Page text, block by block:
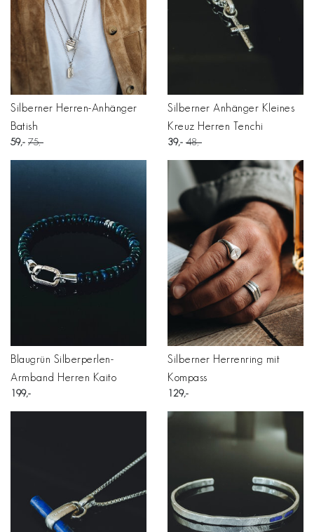
Silberner Herren-Anhänger
Batish
59 75
Silberner Anhänger Kleines
Kreuz Herren Tenchi
39 48
Blaugrün Silberperlen-
Armband Herren Kaito
199
Silberner Herrenring mit
Kompass
129